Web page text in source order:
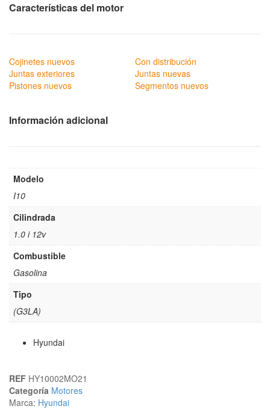
Características del motor
Cojinetes nuevos
Con distribución
Juntas exteriores
Juntas nuevas
Pistones nuevos
Segmentos nuevos
Información adicional
Modelo
I10
Cilindrada
1.0 i 12v
Combustible
Gasolina
Tipo
(G3LA)
Hyundai
REF HY10002MO21
Categoría Motores
Marca: Hyundai